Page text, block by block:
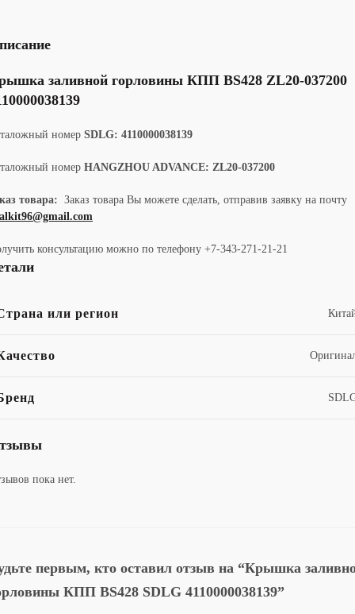
заливной горловины КПП BS428 ZL20-037200
номер SDLG: 4110000038139
номер HANGZHOU ADVANCE: ZL20-037200
товара: Заказ товара Вы можете сделать, отправив заявку на почту
консультацию можно по телефону +7-343-271-21-21
или регион
пока нет.
первым, кто оставил отзыв на “Крышка
КПП BS428 SDLG 4110000038139”